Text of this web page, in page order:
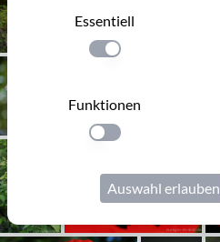
Essentiell
Einstellung anwenden
Funktionen
Einstellung anwenden
Auswahl erlauben